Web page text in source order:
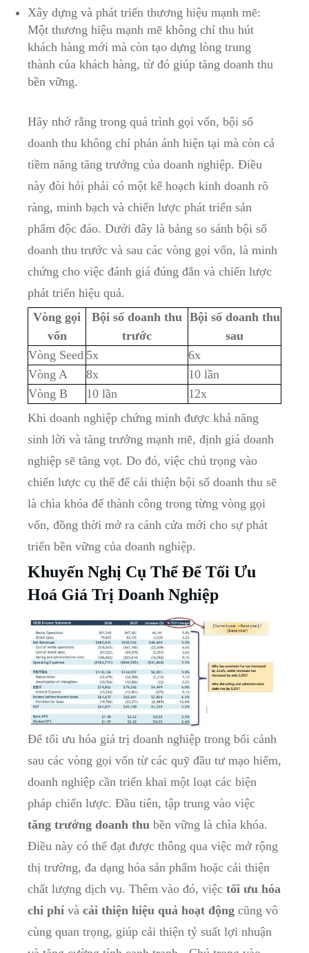
Xây dựng và phát triển thương hiệu mạnh mẽ:
Một thương hiệu mạnh mẽ không chỉ thu hút
khách hàng mới mà còn tạo dựng lòng trung
thành của khách hàng, từ đó giúp tăng doanh thu
bền vững.
Hãy nhớ rằng trong quá trình gọi vốn, bội số
doanh thu không chỉ phản ánh hiện tại mà còn cả
tiềm năng tăng trưởng của doanh nghiệp. Điều
này đòi hỏi phải có một kế hoạch kinh doanh rõ
ràng, minh bạch và chiến lược phát triển sản
phẩm độc đáo. Dưới đây là bảng so sánh bội số
doanh thu trước và sau các vòng gọi vốn, là minh
chứng cho việc đánh giá đúng đắn và chiến lược
phát triển hiệu quả.
Vòng gọi
vốn
Bội số doanh thu
trước
Bội số doanh thu
sau
Vòng Seed 5x
6x
Vòng A
8x
10 lần
Vòng B
10 lần
12x
Khi doanh nghiệp chứng minh được khả năng
sinh lời và tăng trưởng mạnh mẽ, định giá doanh
nghiệp sẽ tăng vọt. Do đó, việc chú trọng vào
chiến lược cụ thể để cải thiện bội số doanh thu sẽ
là chìa khóa để thành công trong từng vòng gọi
vốn, đồng thời mở ra cánh cửa mới cho sự phát
triển bền vững của doanh nghiệp.
Khuyến Nghị Cụ Thể Để Tối Ưu
Hoá Giá Trị Doanh Nghiệp
Để tối ưu hóa giá trị doanh nghiệp trong bối cảnh
sau các vòng gọi vốn từ các quỹ đầu tư mạo hiểm,
doanh nghiệp cần triển khai một loạt các biện
pháp chiến lược. Đầu tiên, tập trung vào việc
tăng trưởng doanh thu bền vững là chìa khóa.
Điều này có thể đạt được thông qua việc mở rộng
thị trường, đa dạng hóa sản phẩm hoặc cải thiện
chất lượng dịch vụ. Thêm vào đó, việc tối ưu hóa
chi phí và cải thiện hiệu quả hoạt động cũng vô
cùng quan trọng, giúp cải thiện tỷ suất lợi nhuận